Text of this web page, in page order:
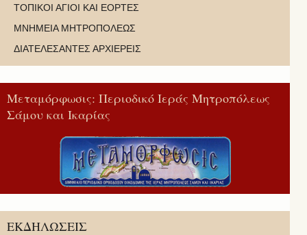
ΤΟΠΙΚΟΙ ΑΓΙΟΙ ΚΑΙ ΕΟΡΤΕΣ
ΜΝΗΜΕΙΑ ΜΗΤΡΟΠΟΛΕΩΣ
ΔΙΑΤΕΛΕΣΑΝΤΕΣ ΑΡΧΙΕΡΕΙΣ
Μεταμόρφωσις: Περιοδικό Ιεράς Μητροπόλεως
Σάμου και Ικαρίας
ΕΚΔΗΛΩΣΕΙΣ